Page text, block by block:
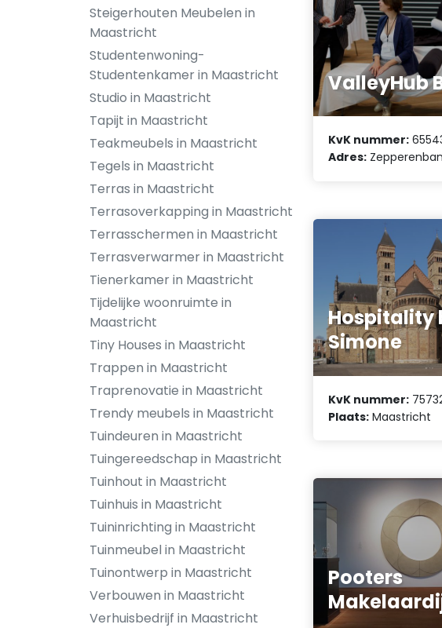
Steigerhouten Meubelen in
Maastricht
Studentenwoning-
Studentenkamer in Maastricht
Studio in Maastricht
Tapijt in Maastricht
Teakmeubels in Maastricht
Tegels in Maastricht
Terras in Maastricht
Terrasoverkapping in Maastricht
Terrasschermen in Maastricht
Terrasverwarmer in Maastricht
Tienerkamer in Maastricht
Tijdelijke woonruimte in
Maastricht
Tiny Houses in Maastricht
Trappen in Maastricht
Traprenovatie in Maastricht
Trendy meubels in Maastricht
Tuindeuren in Maastricht
Tuingereedschap in Maastricht
Tuinhout in Maastricht
Tuinhuis in Maastricht
Tuininrichting in Maastricht
Tuinmeubel in Maastricht
Tuinontwerp in Maastricht
Verbouwen in Maastricht
Verhuisbedrijf in Maastricht
ValleyHub
KvK nummer:
Adres:
Hospitality
Simone
KvK nummer:
Plaats: Maastricht
Pooters